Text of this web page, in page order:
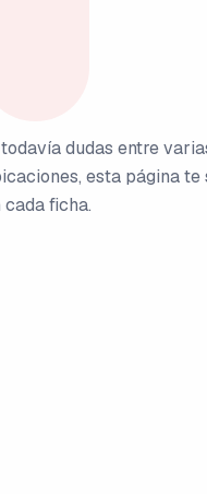
dudas entre
esta página
cada ficha.